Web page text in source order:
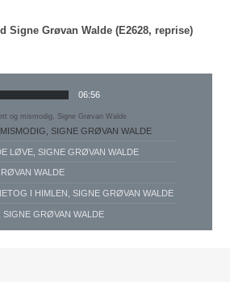
Signe Grøvan Walde (E2628, reprise)
06:56
og mismodig, Signe Grøvan Walde
SIGNE GRØVAN WALDE
LØVE, SIGNE GRØVAN WALDE
WALDE
I HIMLEN, SIGNE GRØVAN WALDE
SIGNE GRØVAN WALDE